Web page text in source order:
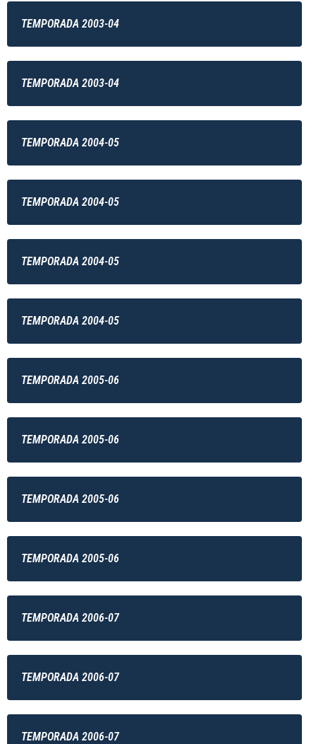
TEMPORADA 2003-04
TEMPORADA 2003-04
TEMPORADA 2004-05
TEMPORADA 2004-05
TEMPORADA 2004-05
TEMPORADA 2004-05
TEMPORADA 2005-06
TEMPORADA 2005-06
TEMPORADA 2005-06
TEMPORADA 2005-06
TEMPORADA 2006-07
TEMPORADA 2006-07
TEMPORADA 2006-07